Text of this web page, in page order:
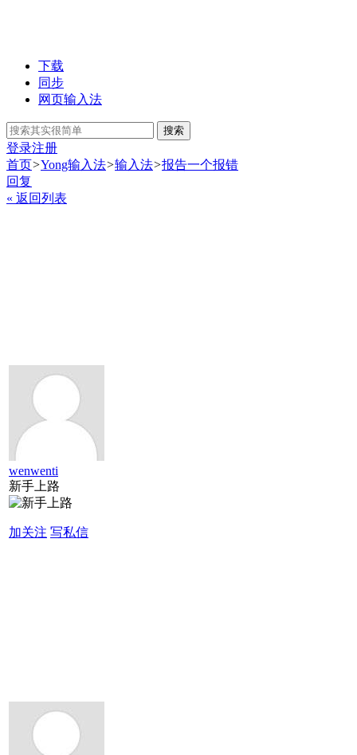
下载
同步
网页输入法
搜索
登录注册
首页>Yong输入法>输入法>报告一个报错
回复
« 返回列表
wenwenti
新手上路
加关注 写私信